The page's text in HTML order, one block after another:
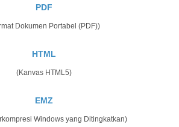
PDF
Dokumen Portabel (PDF))
HTML
(Kanvas HTML5)
EMZ
Windows yang Ditingkatkan)